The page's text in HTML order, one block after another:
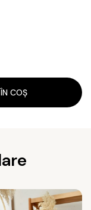
COȘ